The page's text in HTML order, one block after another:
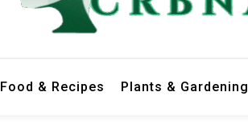
Food & Recipes Plants & Gardening